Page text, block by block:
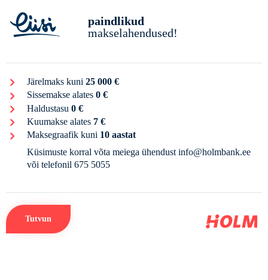
paindlikud
makselahendused!
Järelmaks kuni 25 000 €
Sissemakse alates 0 €
Haldustasu 0 €
Kuumakse alates 7 €
Maksegraafik kuni 10 aastat
Küsimuste korral võta meiega ühendust info@holmbank.ee
või telefonil 675 5055
Tutvun